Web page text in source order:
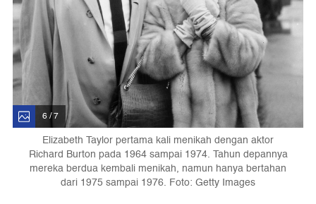
6 / 7
Elizabeth Taylor pertama kali menikah dengan aktor
Richard Burton pada 1964 sampai 1974. Tahun depannya
mereka berdua kembali menikah, namun hanya bertahan
dari 1975 sampai 1976. Foto: Getty Images